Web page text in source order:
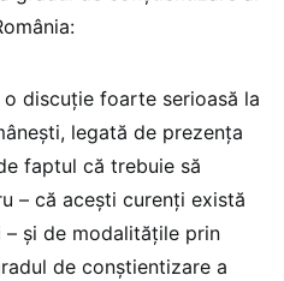
o discuție foarte serioasă la
legată de prezența
faptul că trebuie să
– că acești curenți există
– și de modalitățile prin
de conștientizare a